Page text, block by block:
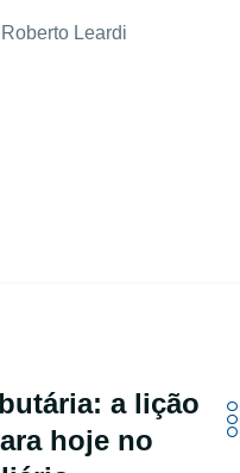
Leardi
a lição
hoje no